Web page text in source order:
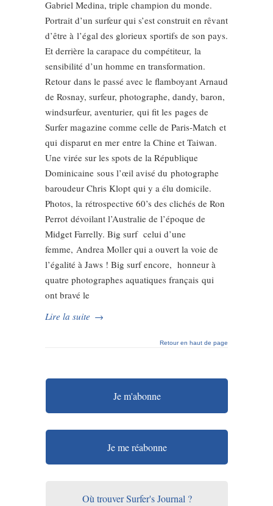
Gabriel Medina, triple champion du monde.
Portrait d’un surfeur qui s’est construit en rêvant
d’être à l’égal des glorieux sportifs de son pays.
Et derrière la carapace du compétiteur, la
sensibilité d’un homme en transformation.
Retour dans le passé avec le flamboyant Arnaud
de Rosnay, surfeur, photographe, dandy, baron,
windsurfeur, aventurier, qui fit les pages de
Surfer magazine comme celle de Paris-Match et
qui disparut en mer entre la Chine et Taiwan.
Une virée sur les spots de la République
Dominicaine sous l’œil avisé du photographe
baroudeur Chris Klopt qui y a élu domicile.
Photos, la rétrospective 60’s des clichés de Ron
Perrot dévoilant l’Australie de l’époque de
Midget Farrelly. Big surf celui d’une
femme, Andrea Moller qui a ouvert la voie de
l’égalité à Jaws ! Big surf encore, honneur à
quatre photographes aquatiques français qui
ont bravé le
Lire la suite →
Retour en haut de page
Je m'abonne
Je me réabonne
Où trouver Surfer's Journal ?